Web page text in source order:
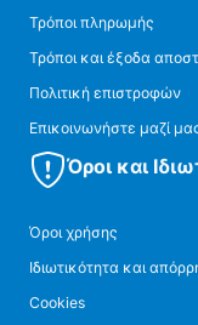
Τρόποι πληρωμής
Τρόποι και έξοδα
Πολιτική επιστροφών
Επικοινωνήστε μαζί
Όροι και
Όροι χρήσης
Ιδιωτικότητα και
Cookies